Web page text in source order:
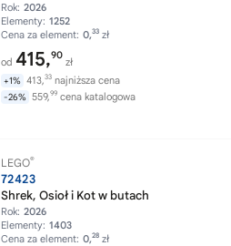
Rok: 2026
Elementy: 1252
Cena za element: 0,33 zł
od 415,90
zł
+1% 413,33 najniższa cena
-26% 559,99 cena katalogowa
LEGO®
72423
Shrek, Osioł i Kot w butach
Rok: 2026
Elementy: 1403
Cena za element: 0,28 zł